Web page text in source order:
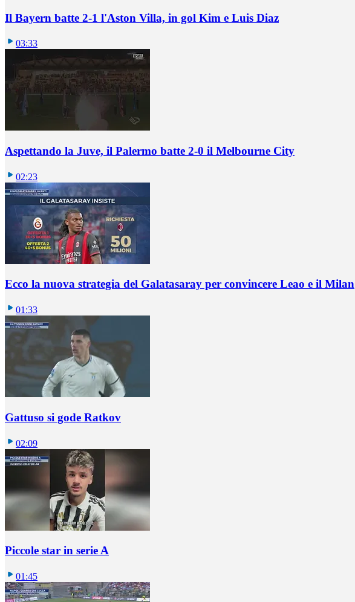
Il Bayern batte 2-1 l'Aston Villa, in gol Kim e Luis Diaz
03:33
Aspettando la Juve, il Palermo batte 2-0 il Melbourne City
02:23
Ecco la nuova strategia del Galatasaray per convincere Leao e il Milan
01:33
Gattuso si gode Ratkov
02:09
Piccole star in serie A
01:45